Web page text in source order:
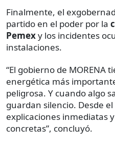
Finalmente, el
partido en el poder por la
Pemexy los incidentes
instalaciones.
“El gobierno de MORENA
energética más
peligrosa. Y cuando algo
guardan silencio. Desde
explicaciones inmediatas
concretas”, concluyó.